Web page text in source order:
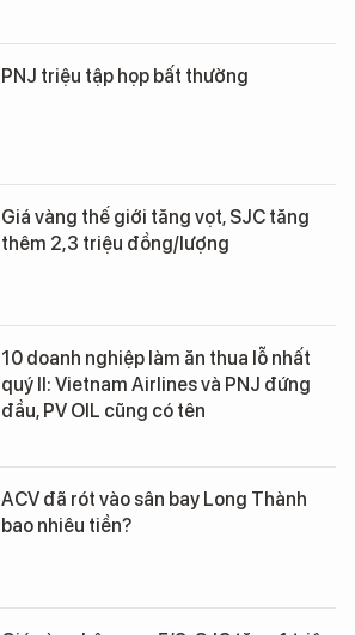
PNJ triệu tập họp bất thường
Giá vàng thế giới tăng vọt, SJC tăng
thêm 2,3 triệu đồng/lượng
10 doanh nghiệp làm ăn thua lỗ nhất
quý II: Vietnam Airlines và PNJ đứng
đầu, PV OIL cũng có tên
ACV đã rót vào sân bay Long Thành
bao nhiêu tiền?